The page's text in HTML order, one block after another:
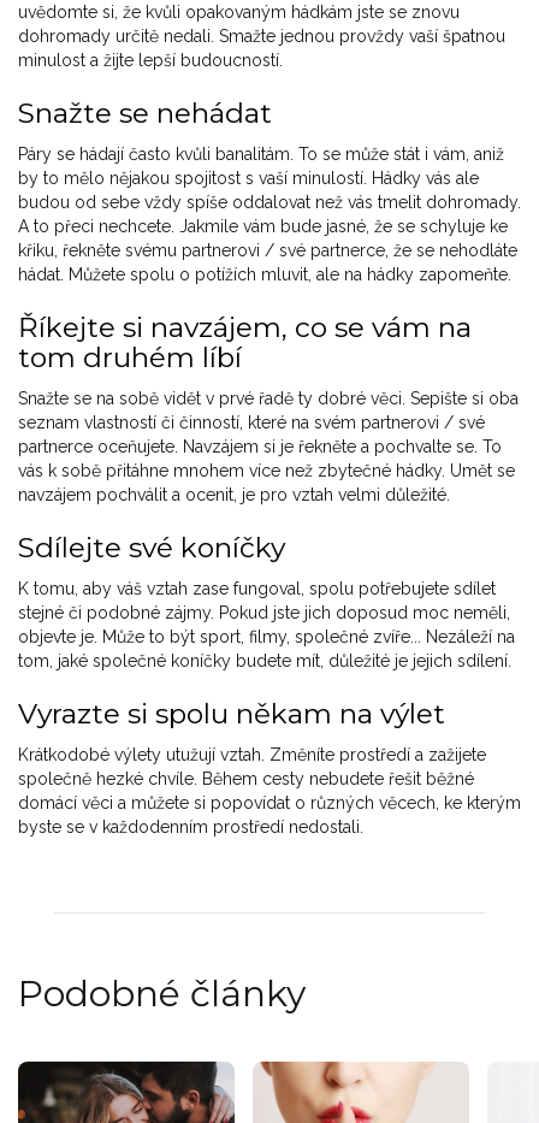
uvědomte si, že kvůli opakovaným hádkám jste se znovu
dohromady určitě nedali. Smažte jednou provždy vaší špatnou
minulost a žijte lepší budoucností.
Snažte se nehádat
Páry se hádají často kvůli banalitám. To se může stát i vám, aniž
by to mělo nějakou spojitost s vaší minulostí. Hádky vás ale
budou od sebe vždy spíše oddalovat než vás tmelit dohromady.
A to přeci nechcete. Jakmile vám bude jasné, že se schyluje ke
křiku, řekněte svému partnerovi / své partnerce, že se nehodláte
hádat. Můžete spolu o potížích mluvit, ale na hádky zapomeňte.
Říkejte si navzájem, co se vám na
tom druhém líbí
Snažte se na sobě vidět v prvé řadě ty dobré věci. Sepište si oba
seznam vlastností či činností, které na svém partnerovi / své
partnerce oceňujete. Navzájem si je řekněte a pochvalte se. To
vás k sobě přitáhne mnohem více než zbytečné hádky. Umět se
navzájem pochválit a ocenit, je pro vztah velmi důležité.
Sdílejte své koníčky
K tomu, aby váš vztah zase fungoval, spolu potřebujete sdílet
stejné či podobné zájmy. Pokud jste jich doposud moc neměli,
objevte je. Může to být sport, filmy, společné zvíře... Nezáleží na
tom, jaké společné koníčky budete mít, důležité je jejich sdílení.
Vyrazte si spolu někam na výlet
Krátkodobé výlety utužují vztah. Změníte prostředí a zažijete
společně hezké chvíle. Během cesty nebudete řešit běžné
domácí věci a můžete si popovídat o různých věcech, ke kterým
byste se v každodenním prostředí nedostali.
Podobné články